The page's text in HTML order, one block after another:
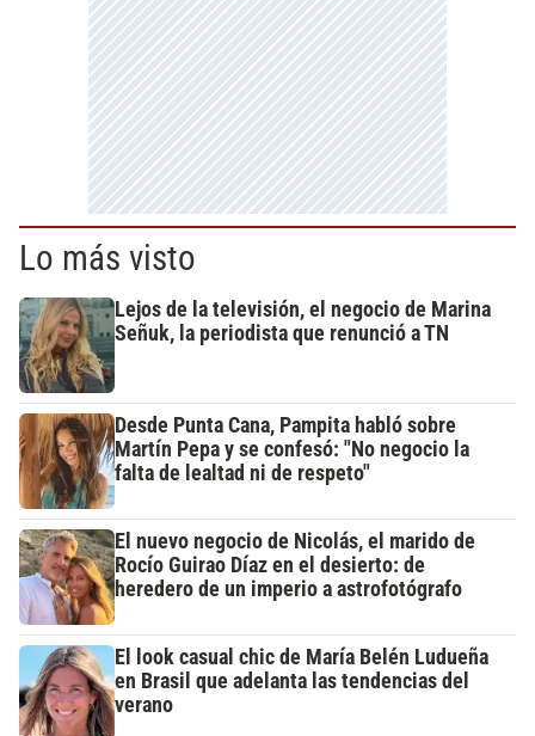
Lo más visto
Lejos de la televisión, el negocio de Marina
Señuk, la periodista que renunció a TN
Desde Punta Cana, Pampita habló sobre
Martín Pepa y se confesó: "No negocio la
falta de lealtad ni de respeto"
El nuevo negocio de Nicolás, el marido de
Rocío Guirao Díaz en el desierto: de
heredero de un imperio a astrofotógrafo
El look casual chic de María Belén Ludueña
en Brasil que adelanta las tendencias del
verano